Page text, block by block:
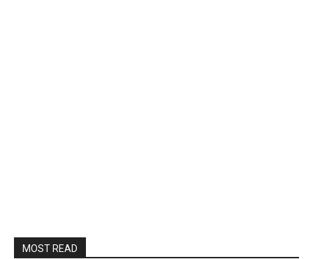
MOST READ